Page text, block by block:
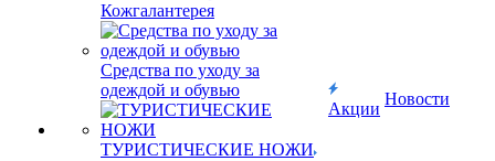
Кожгалантерея
Средства по уходу за
одеждой и обувью
ТУРИСТИЧЕСКИЕ НОЖИ
Акции
Новости